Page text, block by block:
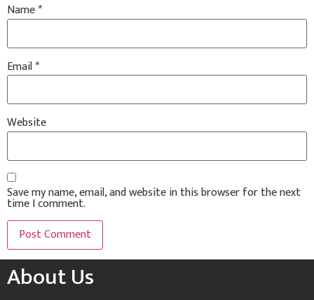
Name*
Email*
Website
Save my name, email, and website in this browser for the next
time I comment.
About Us